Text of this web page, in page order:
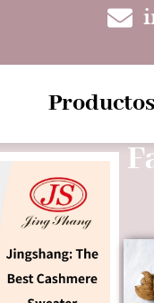
Productos